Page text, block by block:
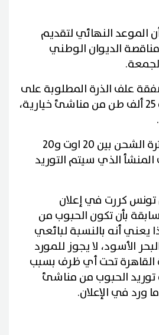
الموعد النهائي لتقديم
الديوان الوطني
علف الذرة المطلوبة على
شحنتين زنة الواحدة 25 ألف طن من مناشئ خيارية،
وحددت المناقصة فترة الشحن بين 20 اوت و20
الذي سيتم التوريد
تونس كررت في إعلان
بأن تكون الحبوب من
يعني أنه بالنسبة لبائعي
الأسود، لا يجوز للمورد
القاهرة تحت أي ظرف بسبب
توريد الحبوب من مناشئ
ورد في الإعلان.